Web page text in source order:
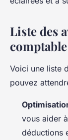
Liste des
Voici une liste
pouvez
vous aider
déductions